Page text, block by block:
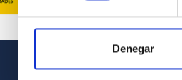
Denegar